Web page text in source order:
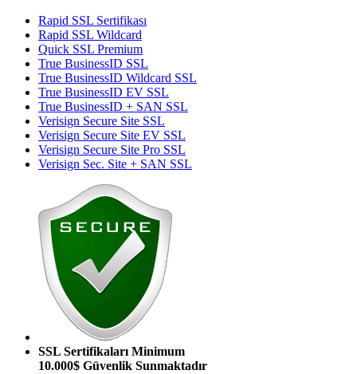
Rapid SSL Sertifikası
Rapid SSL Wildcard
Quick SSL Premium
True BusinessID SSL
True BusinessID Wildcard SSL
True BusinessID EV SSL
True BusinessID + SAN SSL
Verisign Secure Site SSL
Verisign Secure Site EV SSL
Verisign Secure Site Pro SSL
Verisign Sec. Site + SAN SSL
SSL Sertifikaları Minimum
10.000$ Güvenlik Sunmaktadır